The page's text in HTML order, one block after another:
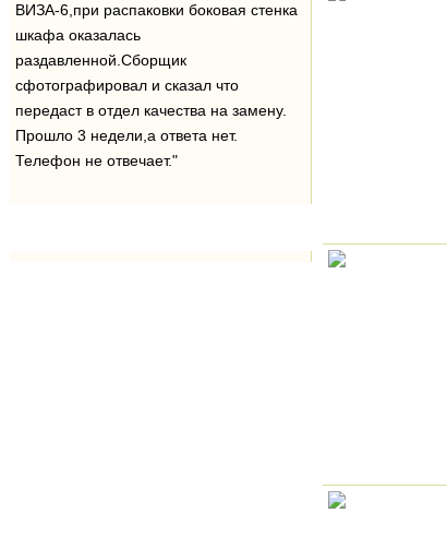
ВИЗА-6,при распаковки боковая стенка
шкафа оказалась
раздавленной.Сборщик
сфотографировал и сказал что
передаст в отдел качества на замену.
Прошло 3 недели,а ответа нет.
Телефон не отвечает."